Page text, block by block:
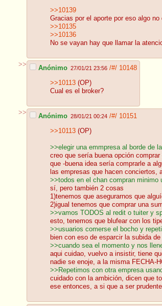
>>10139
Gracias por el aporte por eso algo
>>10135
>>10136
No se vayan hay que llamar la
>> Anónimo 27/01/21 23:56 /#/ 10148
>>10113 (OP)
Cual es el broker?
>> Anónimo 28/01/21 00:24 /#/ 10151
>>10113 (OP)
>>elegir una emmpresa al borde de
creo que sería buena opción
que -buena idea sería comprarle a
las empresas que hacen conciertos,
>>todos en el chan compran minimo
sí, pero también 2 cosas
1)tenemos que asegurarnos que
2)igual tenemos que comprar una
>>vamos TODOS al redit o tuiter y
esto, tenemos que blufear con los
>>usuarios comerse el bocho y
bien con eso de esparcir la subida
>>cuando sea el momento y nos
aqui cuidao, vuelvo a insistir, tiene
nadie se enoje, a la misma FECHA-
>>Repetimos con otra empresa
cuidado con la ambición, dicen que
ese entonces, a si que a ser